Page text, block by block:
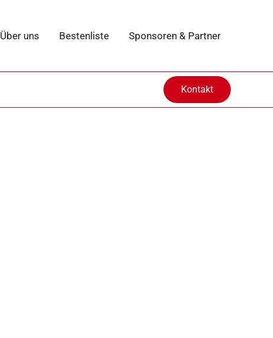
Über uns Bestenliste Sponsoren & Partner
Kontakt